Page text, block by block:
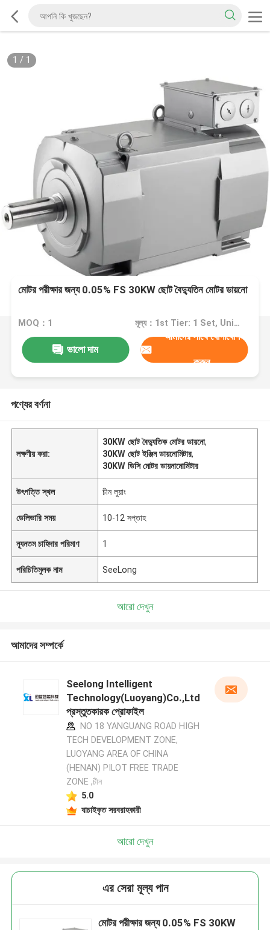
1 / 1
মোটর পরীক্ষার জন্য 0.05% FS 30KW ছোট বৈদ্যুতিন মোটর ডায়নো
MOQ：1 মূল্য：1st Tier: 1 Set, Unit Price USD 3.00 2nd Tier: 2-5 Sets, Unit Price USD 2.00 3rd Tier: Over 5 Sets, Unit Price USD 1.00
ভালো দাম
আমাদের সাথে যোগাযোগ
করুন
পণ্যের বর্ণনা
লক্ষণীয় করা:
30KW ছোট বৈদ্যুতিক মোটর ডায়নো,
30KW ছোট ইঞ্জিন ডায়নোমিটার,
30KW ডিসি মোটর ডায়নামোমিটার
উৎপত্তি স্থল চীন লুয়াং
ডেলিভারি সময় 10-12 সপ্তাহ
ন্যূনতম চাহিদার পরিমাণ 1
পরিচিতিমুলক নাম SeeLong
আরো দেখুন
আমাদের সম্পর্কে
Seelong Intelligent
Technology(Luoyang)Co.,Ltd
প্রস্তুতকারক প্রোফাইল
NO 18 YANGUANG ROAD HIGH
TECH DEVELOPMENT ZONE,
LUOYANG AREA OF CHINA
(HENAN) PILOT FREE TRADE
ZONE ,চীন
5.0
যাচাইকৃত সরবরাহকারী
আরো দেখুন
এর সেরা মূল্য পান
মোটর পরীক্ষার জন্য 0.05% FS 30KW